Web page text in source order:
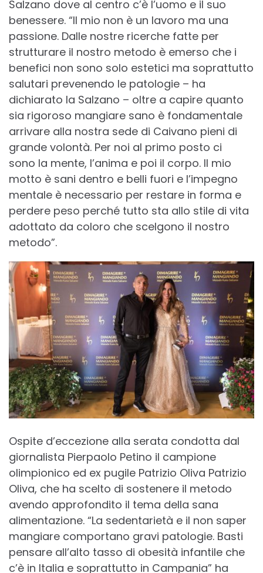
Salzano dove al centro c’è l’uomo e il suo
benessere. “Il mio non è un lavoro ma una
passione. Dalle nostre ricerche fatte per
strutturare il nostro metodo è emerso che i
benefici non sono solo estetici ma soprattutto
salutari prevenendo le patologie – ha
dichiarato la Salzano – oltre a capire quanto
sia rigoroso mangiare sano è fondamentale
arrivare alla nostra sede di Caivano pieni di
grande volontà. Per noi al primo posto ci
sono la mente, l’anima e poi il corpo. Il mio
motto è sani dentro e belli fuori e l’impegno
mentale è necessario per restare in forma e
perdere peso perché tutto sta allo stile di vita
adottato da coloro che scelgono il nostro
metodo”.
Ospite d’eccezione alla serata condotta dal
giornalista Pierpaolo Petino il campione
olimpionico ed ex pugile Patrizio Oliva Patrizio
Oliva, che ha scelto di sostenere il metodo
avendo approfondito il tema della sana
alimentazione. “La sedentarietà e il non saper
mangiare comportano gravi patologie. Basti
pensare all’alto tasso di obesità infantile che
c’è in Italia e soprattutto in Campania” ha